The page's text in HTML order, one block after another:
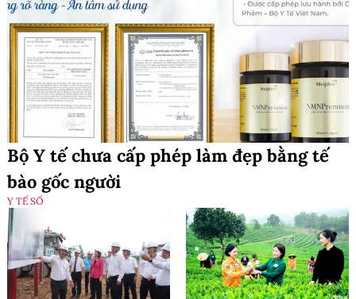
Bộ Y tế chưa cấp phép làm đẹp bằng tế
bào gốc người
Y TẾ SỐ